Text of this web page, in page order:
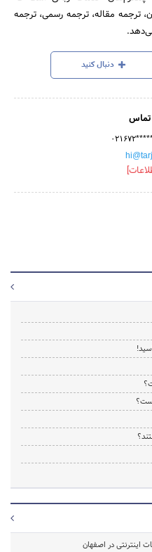
ترجمه مقاله، ترجمه رسمی، ترجمه
دنبال کنید
تماس
اینترنتی در اصفهان